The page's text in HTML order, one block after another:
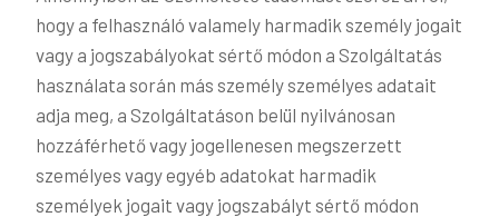
hogy a felhasználó valamely harmadik személy jogait
vagy a jogszabályokat sértő módon a Szolgáltatás
használata során más személy személyes adatait
adja meg, a Szolgáltatáson belül nyilvánosan
hozzáférhető vagy jogellenesen megszerzett
személyes vagy egyéb adatokat harmadik
személyek jogait vagy jogszabályt sértő módon